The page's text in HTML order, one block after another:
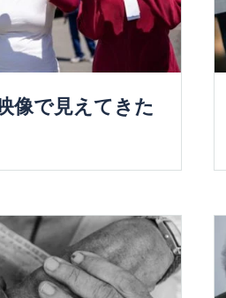
像で見えてきた